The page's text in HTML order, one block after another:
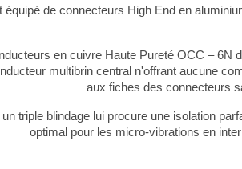
équipé de connecteurs High End en
en cuivre Haute Pureté OCC – 6N
multibrin central n'offrant aucune
aux fiches des connecteurs
un triple blindage lui procure une isolation
optimal pour les micro-vibrations en